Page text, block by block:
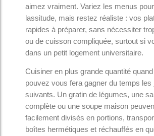
aimez vraiment. Variez les menus
lassitude, mais restez réaliste : vos
rapides à préparer, sans nécessiter
ou de cuisson compliquée, surtout si
dans un petit logement universitaire.
Cuisiner en plus grande quantité
pouvez vous fera gagner du temps les
suivants. Un gratin de légumes, une
complète ou une soupe maison
facilement divisés en portions,
boîtes hermétiques et réchauffés en